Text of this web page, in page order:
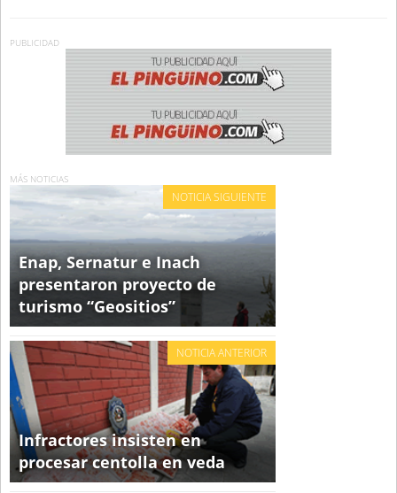
PUBLICIDAD
MÁS NOTICIAS
NOTICIA SIGUIENTE
Enap, Sernatur e Inach
presentaron proyecto de
turismo “Geositios”
NOTICIA ANTERIOR
Infractores insisten en
procesar centolla en veda